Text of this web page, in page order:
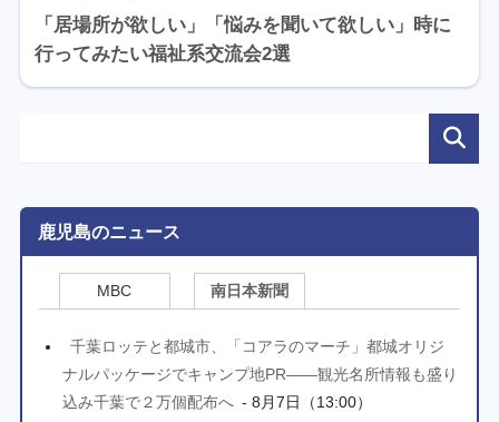
「居場所が欲しい」「悩みを聞いて欲しい」時に
行ってみたい福祉系交流会2選
鹿児島のニュース
MBC 南日本新聞
千葉ロッテと都城市、「コアラのマーチ」都城オリジ
ナルパッケージでキャンプ地PR――観光名所情報も盛り
込み千葉で２万個配布へ - 8月7日（13:00）